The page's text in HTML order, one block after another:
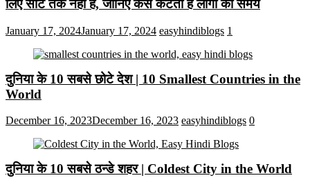
लिए सीट तक ​​नहीं हैं, जानिए कैसे कटता है लोगो का समय
January 17, 2024January 17, 2024 easyhindiblogs 1
दुनिया के 10 सबसे छोटे देश | 10 Smallest Countries in the
World
December 16, 2023December 16, 2023 easyhindiblogs 0
दुनिया के 10 सबसे ठन्डे शहर | Coldest City in the World